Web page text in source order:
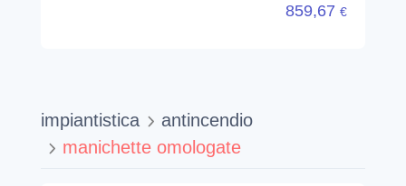
859,67 €
impiantistica
antincendio
manichette omologate